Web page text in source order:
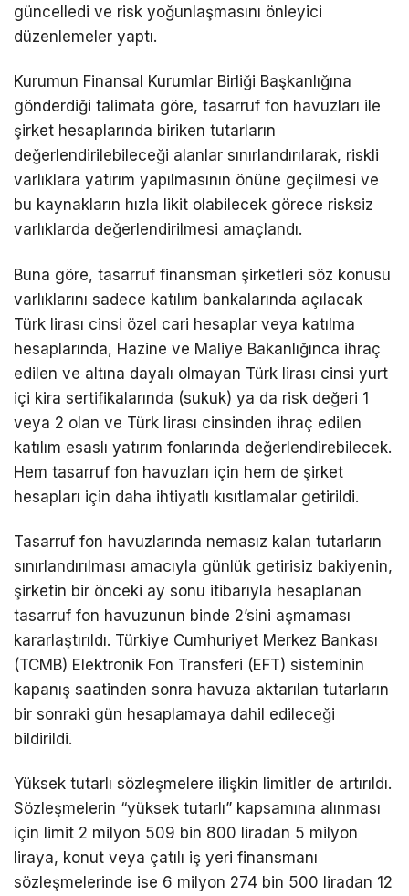
güncelledi ve risk yoğunlaşmasını önleyici
düzenlemeler yaptı.
Kurumun Finansal Kurumlar Birliği Başkanlığına
gönderdiği talimata göre, tasarruf fon havuzları ile
şirket hesaplarında biriken tutarların
değerlendirilebileceği alanlar sınırlandırılarak, riskli
varlıklara yatırım yapılmasının önüne geçilmesi ve
bu kaynakların hızla likit olabilecek görece risksiz
varlıklarda değerlendirilmesi amaçlandı.
Buna göre, tasarruf finansman şirketleri söz konusu
varlıklarını sadece katılım bankalarında açılacak
Türk lirası cinsi özel cari hesaplar veya katılma
hesaplarında, Hazine ve Maliye Bakanlığınca ihraç
edilen ve altına dayalı olmayan Türk lirası cinsi yurt
içi kira sertifikalarında (sukuk) ya da risk değeri 1
veya 2 olan ve Türk lirası cinsinden ihraç edilen
katılım esaslı yatırım fonlarında değerlendirebilecek.
Hem tasarruf fon havuzları için hem de şirket
hesapları için daha ihtiyatlı kısıtlamalar getirildi.
Tasarruf fon havuzlarında nemasız kalan tutarların
sınırlandırılması amacıyla günlük getirisiz bakiyenin,
şirketin bir önceki ay sonu itibarıyla hesaplanan
tasarruf fon havuzunun binde 2’sini aşmaması
kararlaştırıldı. Türkiye Cumhuriyet Merkez Bankası
(TCMB) Elektronik Fon Transferi (EFT) sisteminin
kapanış saatinden sonra havuza aktarılan tutarların
bir sonraki gün hesaplamaya dahil edileceği
bildirildi.
Yüksek tutarlı sözleşmelere ilişkin limitler de artırıldı.
Sözleşmelerin “yüksek tutarlı” kapsamına alınması
için limit 2 milyon 509 bin 800 liradan 5 milyon
liraya, konut veya çatılı iş yeri finansmanı
sözleşmelerinde ise 6 milyon 274 bin 500 liradan 12